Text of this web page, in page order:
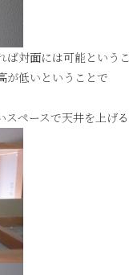
対面には可能という
が低いということで
ペースで天井を上げる